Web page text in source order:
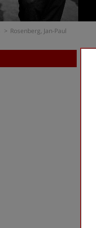
Rosenberg, Jan-Paul